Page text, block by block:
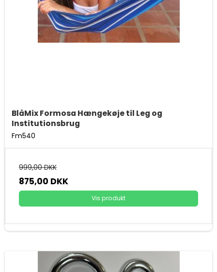
BlåMix Formosa Hængekøje til Leg og
Institutionsbrug
Fm540
999,00 DKK
875,00 DKK
Vis produkt